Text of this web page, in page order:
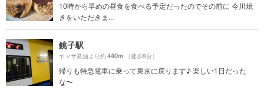
10時から早めの昼食を食べる予定だったのでその前に 今川焼
きをいただきま...
銚子駅
ヤマサ醤油より約440m （徒歩8分）
帰りも特急電車に乗って東京に戻ります♪ 楽しい1日だった
な〜